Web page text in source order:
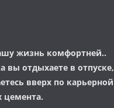
жизнь комфортней..
вы отдыхаете в отпуске,
вверх по карьерной
цемента.